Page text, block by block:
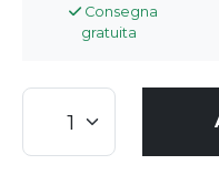
Consegna
gratuita